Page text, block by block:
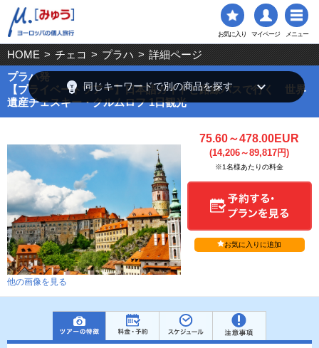
お気に入り マイページ メニュー
HOME > チェコ > プラハ > 詳細ページ
プラハ発
【プライベートツアー】日本語ガイドと路線バスで行く 世界
遺産チェスキー・クルムロフ 1日観光
他の画像を見る
75.60～478.00EUR
(14,206～89,817円)
※1名様あたりの料金
お気に入りに追加
emoji_objects 同じキーワードで別の商品を探すkeyboard_arrow_down